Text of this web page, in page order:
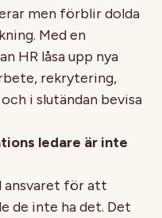
men förblir dolda
Med en
HR låsa upp nya
rekrytering,
i slutändan bevisa
ledare är inte
ansvaret för att
de inte ha det. Det